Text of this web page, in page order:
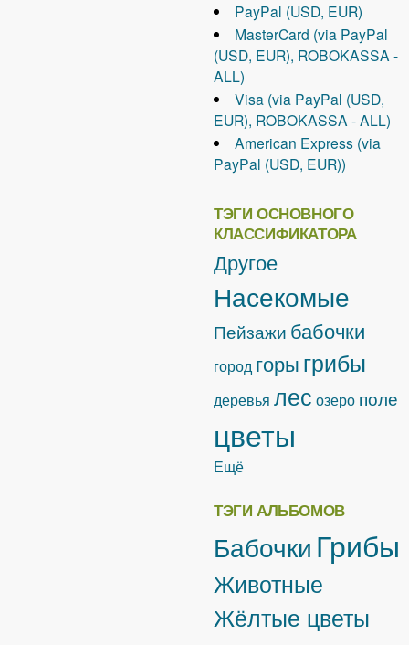
PayPal (USD, EUR)
MasterCard (via PayPal
(USD, EUR), ROBOKASSA -
ALL)
Visa (via PayPal (USD,
EUR), ROBOKASSA - ALL)
American Express (via
PayPal (USD, EUR))
ТЭГИ ОСНОВНОГО
КЛАССИФИКАТОРА
Другое
Насекомые
Пейзажи бабочки
город горыгрибы
деревья лес озеро поле
цветы
Ещё
ТЭГИ АЛЬБОМОВ
БабочкиГрибы
Животные
Жёлтые цветы